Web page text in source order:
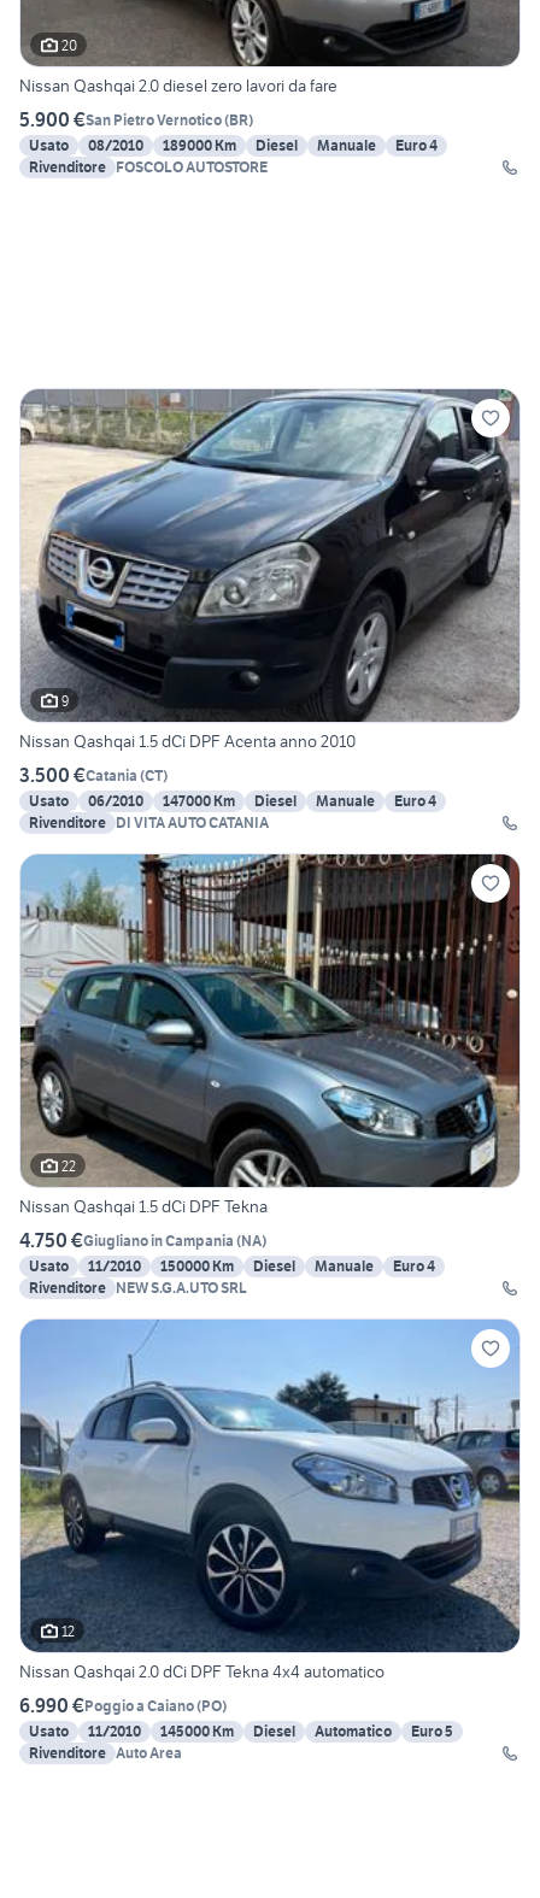
20
Nissan Qashqai 2.0 diesel zero lavori da fare
5.900 €San Pietro Vernotico(BR)
Usato
08/2010 189000 Km Diesel Manuale
Euro 4
Rivenditore
FOSCOLO AUTOSTORE
9
Nissan Qashqai 1.5 dCi DPF Acenta anno 2010
3.500 €Catania (CT)
Usato
06/2010 147000 Km Diesel Manuale
Euro 4
Rivenditore DI VITA AUTO CATANIA
22
Nissan Qashqai 1.5 dCi DPF Tekna
4.750 €Giugliano in Campania (NA)
Usato
11/2010 150000 Km Diesel Manuale
Euro 4
Rivenditore NEW S.G.A.UTO SRL
12
Nissan Qashqai 2.0 dCi DPF Tekna 4x4 automatico
6.990 €Poggio a Caiano(PO)
Usato
11/2010 145000 Km Diesel Automatico
Euro 5
Rivenditore Auto Area